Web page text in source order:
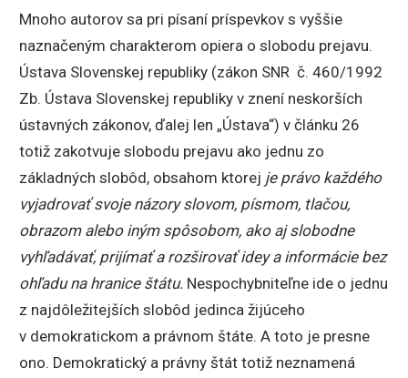
Mnoho autorov sa pri písaní príspevkov s vyššie
naznačeným charakterom opiera o slobodu prejavu.
Ústava Slovenskej republiky (zákon SNR č. 460/1992
Zb. Ústava Slovenskej republiky v znení neskorších
ústavných zákonov, ďalej len „Ústava“) v článku 26
totiž zakotvuje slobodu prejavu ako jednu zo
základných slobôd, obsahom ktorej je právo každého
vyjadrovať svoje názory slovom, písmom, tlačou,
obrazom alebo iným spôsobom, ako aj slobodne
vyhľadávať, prijímať a rozširovať idey a informácie bez
ohľadu na hranice štátu. Nespochybniteľne ide o jednu
z najdôležitejších slobôd jedinca žijúceho
v demokratickom a právnom štáte. A toto je presne
ono. Demokratický a právny štát totiž neznamená